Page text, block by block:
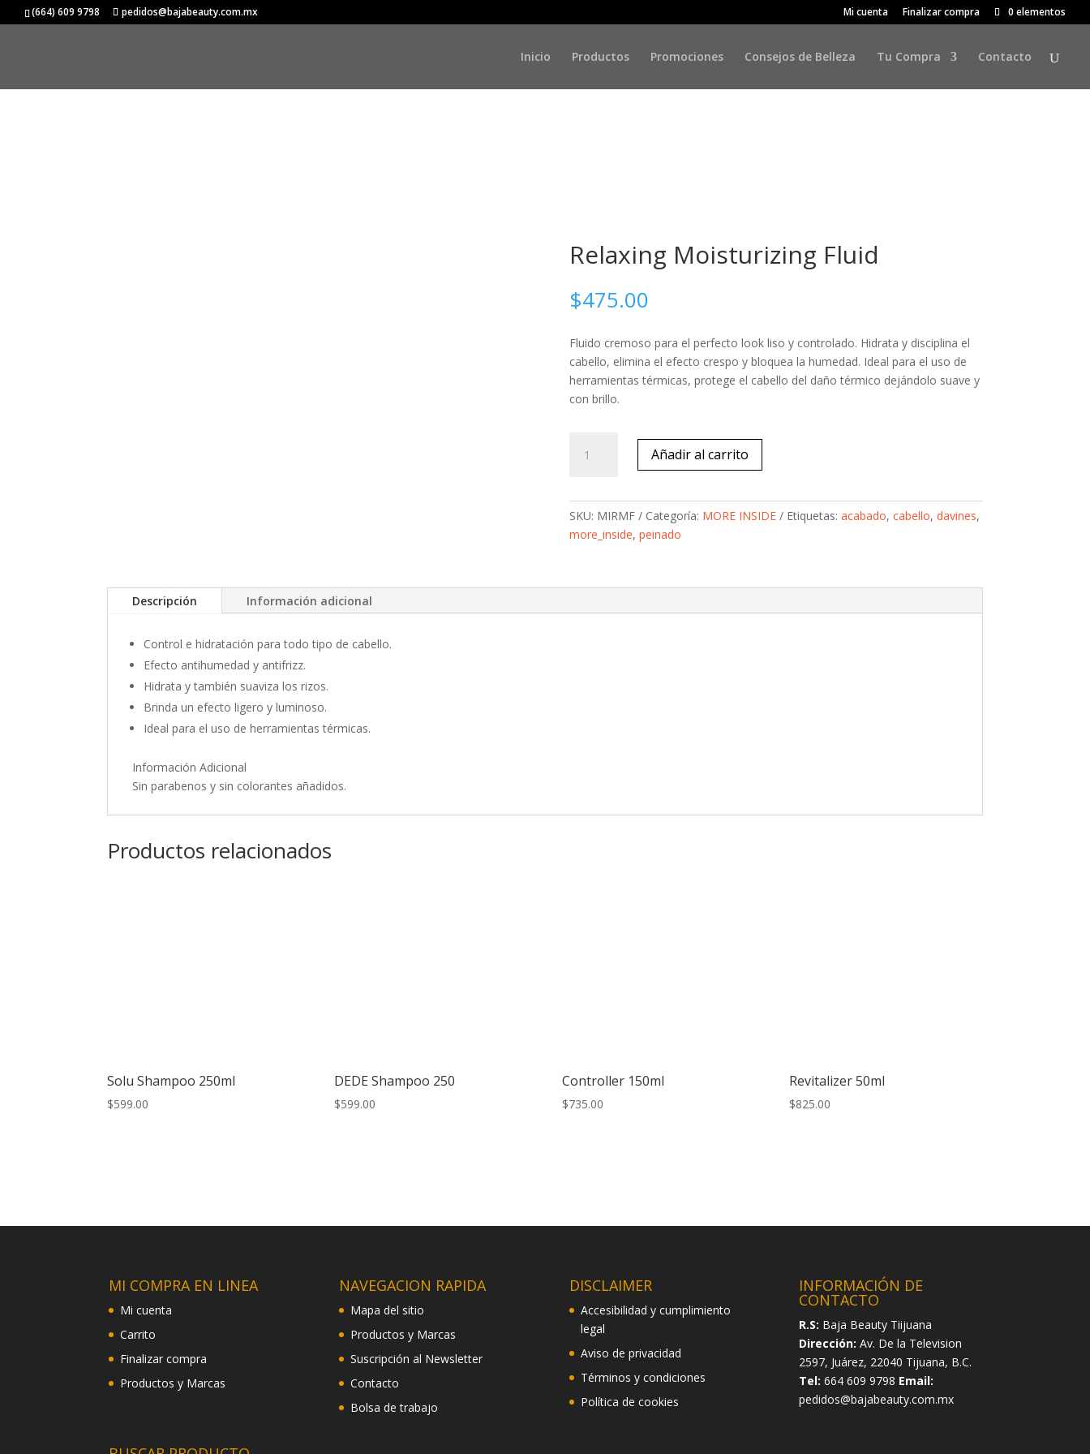
(664) 609 9798 pedidos@bajabeauty.com.mx Mi cuenta Finalizar compra 0 elementos
Inicio Productos Promociones Consejos de Belleza Tu Compra Contacto
Inicio/DAVINES/MORE INSIDE
Relaxing Moisturizing Fluid
$475.00
Fluido cremoso para el perfecto look liso y controlado. Hidrata y disciplina el
cabello, elimina el efecto crespo y bloquea la humedad. Ideal para el uso de
herramientas térmicas, protege el cabello del daño térmico dejándolo suave y
con brillo.
Moisturizing
Añadir al carrito
SKU: MIRMF Categoría: MORE INSIDE Etiquetas: acabado, cabello, davines,
more_inside, peinado
Descripción Información adicional
Control e hidratación para todo tipo de cabello.
Efecto antihumedad y antifrizz.
Hidrata y también suaviza los rizos.
Brinda un efecto ligero y luminoso.
Ideal para el uso de herramientas térmicas.
Información Adicional
Sin parabenos y sin colorantes añadidos.
Productos relacionados
Solu Shampoo 250ml
$599.00
DEDE Shampoo 250
$599.00
Controller 150ml
$735.00
Revitalizer 50ml
$825.00
MI COMPRA EN LINEA
Mi cuenta
Carrito
Finalizar compra
Productos y Marcas
NAVEGACION RAPIDA
Mapa del sitio
Productos y Marcas
Suscripción al Newsletter
Contacto
Bolsa de trabajo
DISCLAIMER
Accesibilidad y cumplimiento
legal
Aviso de privacidad
Términos y condiciones
Política de cookies
INFORMACIÓN DE
CONTACTO
R.S: Baja Beauty Tiijuana
Dirección: Av. De la Television
2597, Juárez, 22040 Tijuana, B.C.
Tel: 664 609 9798 Email:
pedidos@bajabeauty.com.mx